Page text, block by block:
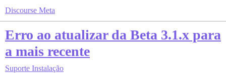
Discourse Meta
Erro ao atualizar da Beta 3.1.x para
a mais recente
Suporte Instalação